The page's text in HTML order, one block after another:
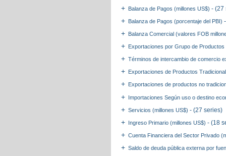
Balanza de Pagos (millones US$) - (27
Balanza de Pagos (porcentaje del PBI)
Balanza Comercial (valores FOB
Exportaciones por Grupo de
Términos de intercambio de comercio
Exportaciones de Productos
Exportaciones de productos no
Importaciones Según uso o destino
Servicios (millones US$) - (27 series)
Ingreso Primario (millones US$) - (18
Cuenta Financiera del Sector Privado
Saldo de deuda pública externa por